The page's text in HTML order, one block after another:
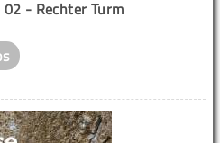
- Rechter Turm